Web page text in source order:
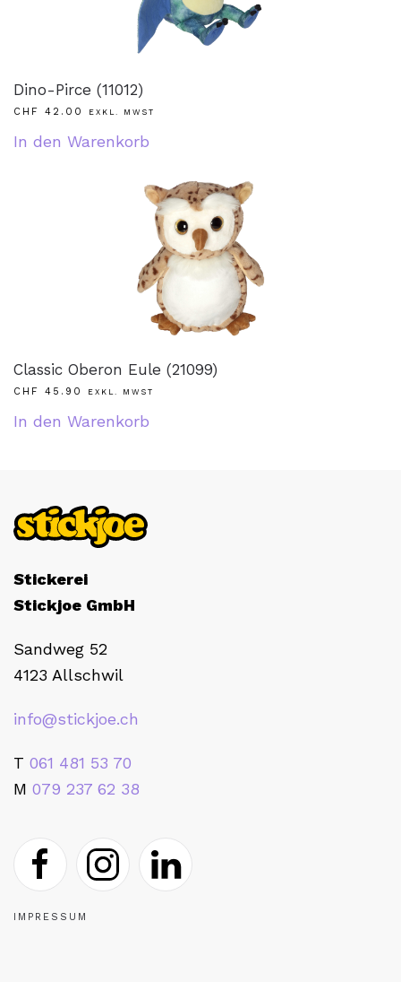
Dino-Pirce (11012)
CHF 42.00 EXKL. MWST
In den Warenkorb
Classic Oberon Eule (21099)
CHF 45.90 EXKL. MWST
In den Warenkorb
Stickerei
Stickjoe GmbH
Sandweg 52
4123 Allschwil
info@stickjoe.ch
T 061 481 53 70
M 079 237 62 38
IMPRESSUM